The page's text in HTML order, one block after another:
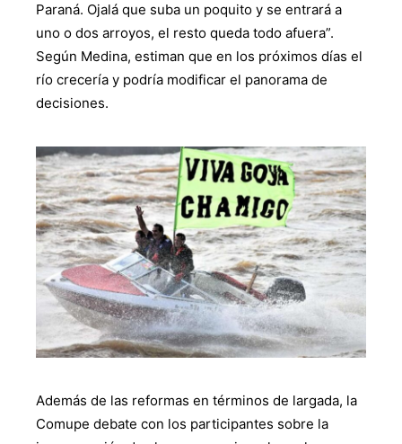
Paraná. Ojalá que suba un poquito y se entrará a
uno o dos arroyos, el resto queda todo afuera”.
Según Medina, estiman que en los próximos días el
río crecería y podría modificar el panorama de
decisiones.
Además de las reformas en términos de largada, la
Comupe debate con los participantes sobre la